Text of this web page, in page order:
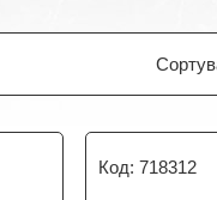
718312